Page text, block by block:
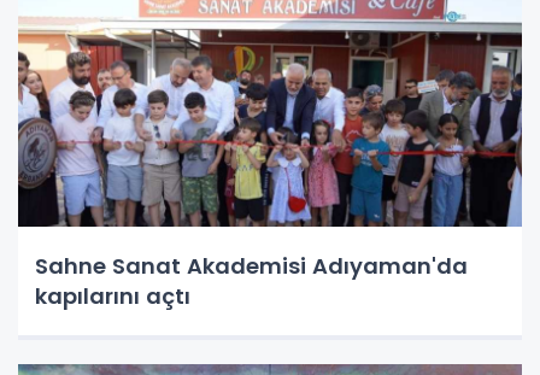
Sahne Sanat Akademisi Adıyaman'da
kapılarını açtı